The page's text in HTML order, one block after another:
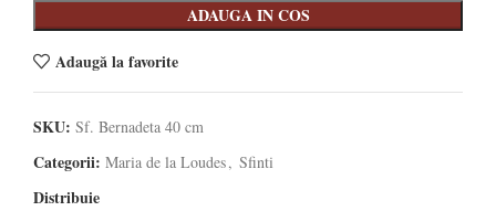
ADAUGA IN COS
Adaugă la favorite
SKU: Sf. Bernadeta 40 cm
Categorii: Maria de la Loudes, Sfinti
Distribuie